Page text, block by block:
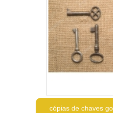
cópias de chaves